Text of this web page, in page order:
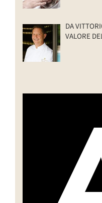
DA
VALORE